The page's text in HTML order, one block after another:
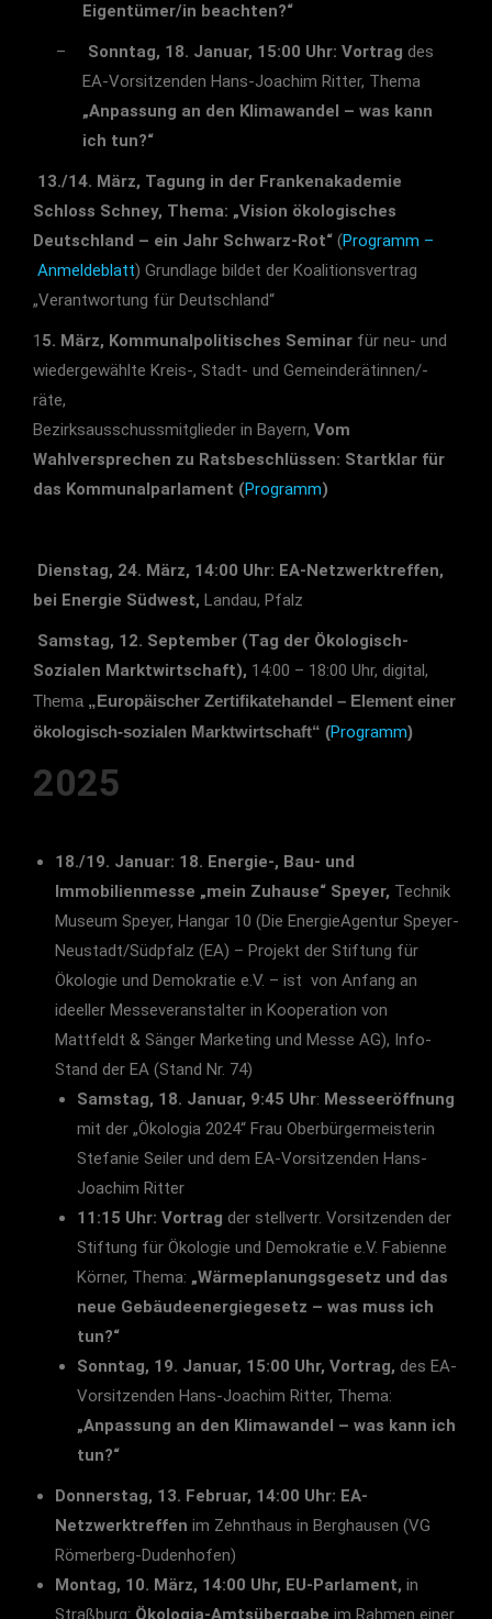
Eigentümer/in beachten?“
– Sonntag, 18. Januar, 15:00 Uhr: Vortrag des
EA-Vorsitzenden Hans-Joachim Ritter, Thema
„Anpassung an den Klimawandel – was kann
ich tun?“
13./14. März, Tagung in der Frankenakademie
Schloss Schney, Thema: „Vision ökologisches
Deutschland – ein Jahr Schwarz-Rot“ (Programm –
Anmeldeblatt) Grundlage bildet der Koalitionsvertrag
„Verantwortung für Deutschland“
1 5. März, Kommunalpolitisches Seminar für neu- und
wiedergewählte Kreis-, Stadt- und Gemeinderätinnen/-
räte,
Bezirksausschussmitglieder in Bayern, Vom
Wahlversprechen zu Ratsbeschlüssen: Startklar für
das Kommunalparlament (Programm)
Dienstag, 24. März, 14:00 Uhr: EA-Netzwerktreffen,
bei Energie Südwest, Landau, Pfalz
Samstag, 12. September (Tag der Ökologisch-
Sozialen Marktwirtschaft), 14:00 – 18:00 Uhr, digital,
Thema „Europäischer Zertifikatehandel – Element einer
ökologisch-sozialen Marktwirtschaft“ (Programm)
2025
18./19. Januar: 18. Energie-, Bau- und
Immobilienmesse „mein Zuhause“ Speyer, Technik
Museum Speyer, Hangar 10 (Die EnergieAgentur Speyer-
Neustadt/Südpfalz (EA) – Projekt der Stiftung für
Ökologie und Demokratie e.V. – ist von Anfang an
ideeller Messeveranstalter in Kooperation von
Mattfeldt & Sänger Marketing und Messe AG), Info-
Stand der EA (Stand Nr. 74)
Samstag, 18. Januar, 9:45 Uhr: Messeeröffnung
mit der „Ökologia 2024“ Frau Oberbürgermeisterin
Stefanie Seiler und dem EA-Vorsitzenden Hans-
Joachim Ritter
11:15 Uhr: Vortrag der stellvertr. Vorsitzenden der
Stiftung für Ökologie und Demokratie e.V. Fabienne
Körner, Thema: „Wärmeplanungsgesetz und das
neue Gebäudeenergiegesetz – was muss ich
tun?“
Sonntag, 19. Januar, 15:00 Uhr, Vortrag, des EA-
Vorsitzenden Hans-Joachim Ritter, Thema:
„Anpassung an den Klimawandel – was kann ich
tun?“
Donnerstag, 13. Februar, 14:00 Uhr: EA-
Netzwerktreffen im Zehnthaus in Berghausen (VG
Römerberg-Dudenhofen)
Montag, 10. März, 14:00 Uhr, EU-Parlament, in
Straßburg: Ökologia-Amtsübergabe im Rahmen einer